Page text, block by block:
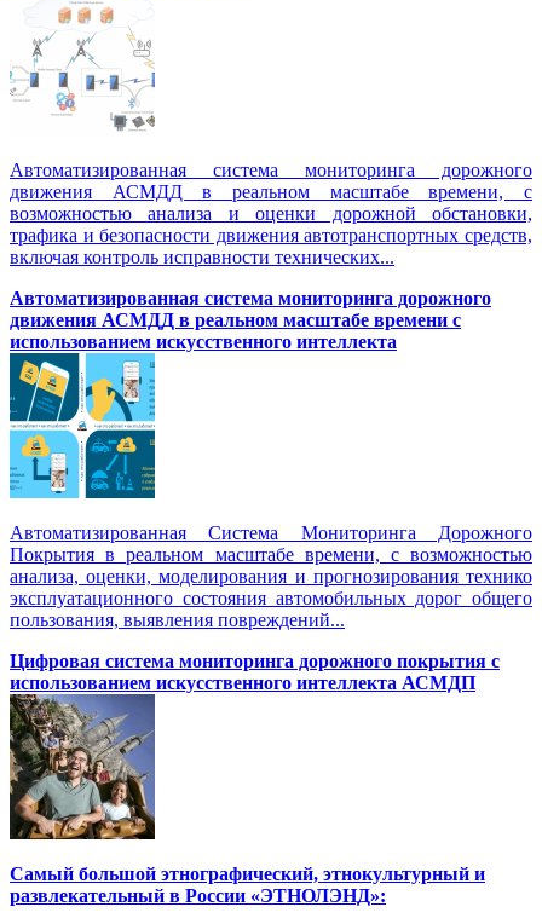
Автоматизированная система мониторинга дорожного
движения АСМДД в реальном масштабе времени, с
возможностью анализа и оценки дорожной обстановки,
трафика и безопасности движения автотранспортных средств,
включая контроль исправности технических...
Автоматизированная cистема мониторинга дорожного
движения АСМДД в реальном масштабе времени с
использованием искусственного интеллекта
Автоматизированная Система Мониторинга Дорожного
Покрытия в реальном масштабе времени, с возможностью
анализа, оценки, моделирования и прогнозирования технико
эксплуатационного состояния автомобильных дорог общего
пользования, выявления повреждений...
Цифровая система мониторинга дорожного покрытия с
использованием искусственного интеллекта АСМДП
Самый большой этнографический, этнокультурный и
развлекательный в России «ЭТНОЛЭНД»: